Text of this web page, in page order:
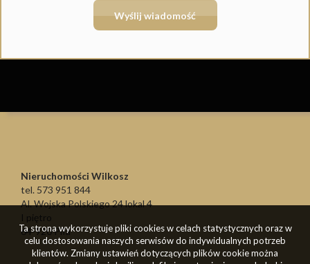
Nieruchomości Wilkosz
tel. 573 951 844
Al. Wojska Polskiego 24 lokal 4
I piętro
64-920 Piła
Ta strona wykorzystuje pliki cookies w celach statystycznych oraz w
celu dostosowania naszych serwisów do indywidualnych potrzeb
klientów. Zmiany ustawień dotyczących plików cookie można